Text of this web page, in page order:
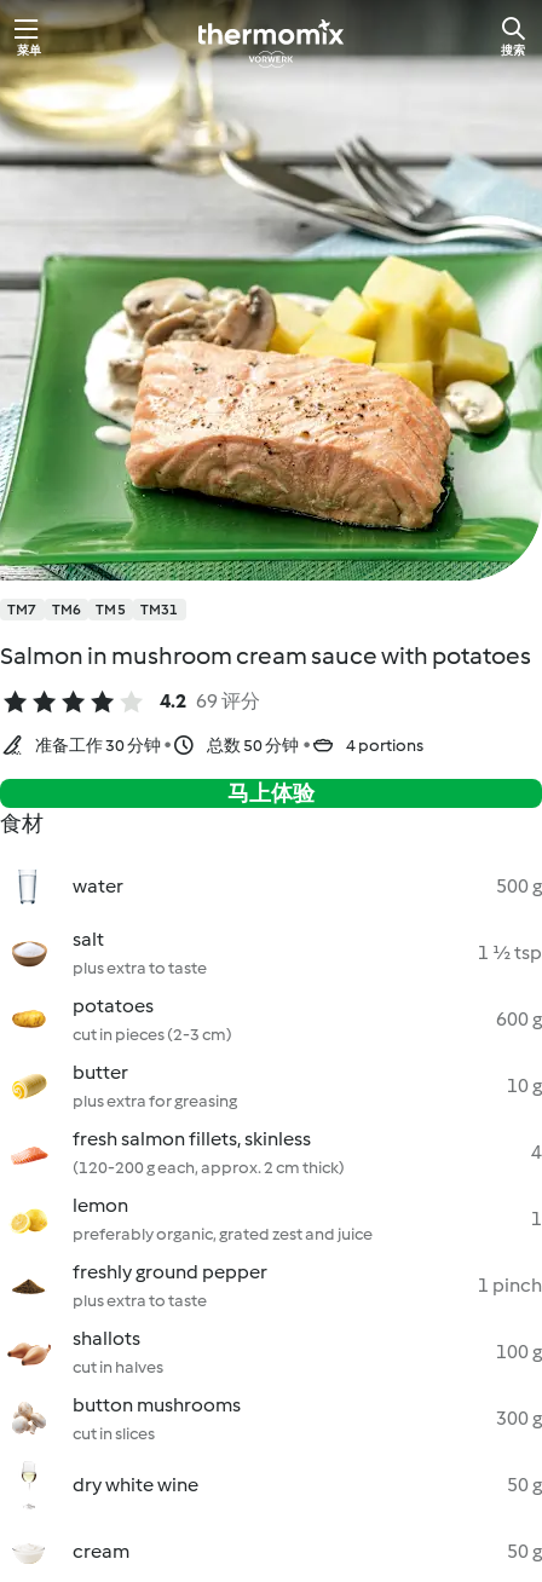
跳
至
主
要
内
容
菜单 搜索
TM7 TM6 TM5 TM31
Salmon in mushroom cream sauce with potatoes
4.2 69 评分
准备工作 30 分钟 总数 50 分钟 4 portions
马上体验
食材
water 500 g
salt
plus extra to taste
1 ½ tsp
potatoes
cut in pieces (2-3 cm)
600 g
butter
plus extra for greasing
10 g
fresh salmon fillets, skinless
(120-200 g each, approx. 2 cm thick)
4
lemon
preferably organic, grated zest and juice
1
freshly ground pepper
plus extra to taste
1 pinch
shallots
cut in halves
100 g
button mushrooms
cut in slices
300 g
dry white wine 50 g
cream 50 g